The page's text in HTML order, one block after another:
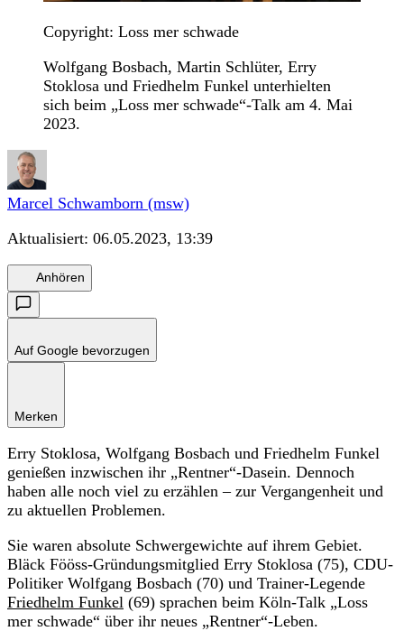
Copyright: Loss mer schwade
Wolfgang Bosbach, Martin Schlüter, Erry
Stoklosa und Friedhelm Funkel unterhielten
sich beim „Loss mer schwade“-Talk am 4. Mai
2023.
Marcel Schwamborn (msw)
Aktualisiert: 06.05.2023, 13:39
Anhören
Auf Google bevorzugen
Merken
Erry Stoklosa, Wolfgang Bosbach und Friedhelm Funkel
genießen inzwischen ihr „Rentner“-Dasein. Dennoch
haben alle noch viel zu erzählen – zur Vergangenheit und
zu aktuellen Problemen.
Sie waren absolute Schwergewichte auf ihrem Gebiet.
Bläck Fööss-Gründungsmitglied Erry Stoklosa (75), CDU-
Politiker Wolfgang Bosbach (70) und Trainer-Legende
Friedhelm Funkel (69) sprachen beim Köln-Talk „Loss
mer schwade“ über ihr neues „Rentner“-Leben.